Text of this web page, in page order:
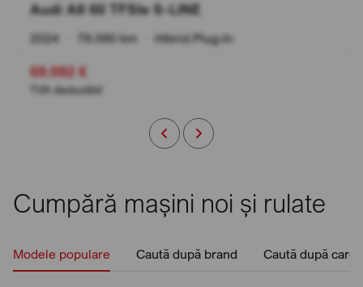
Audi A8 60 TFSIe S-LINE
2024 78.090 km Hibrid Plug-In
69.092 €
TVA deductibil
Cumpără mașini noi și rulate
Modele populare Caută după brand Caută după